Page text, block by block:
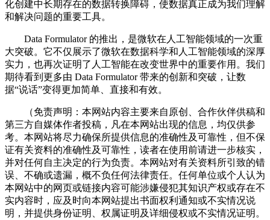
化创建中长期存在的数据转换障碍，使数据真正成为我们理解
和解决问题的重要工具。
Data Formulator 的推出，是微软在人工智能领域的一次重
大突破。它不仅展示了微软在数据科学和人工智能领域的深厚
实力，也再次证明了人工智能在改变世界中的重要作用。我们
期待看到更多由 Data Formulator 带来的创新和突破，让数
据“说话”变得更加简单、直接和有效。
（免责声明：本网站内容主要来自原创、合作伙伴供稿和
第三方自媒体作者投稿，凡在本网站出现的信息，均仅供参
考。本网站将尽力确保所提供信息的准确性及可靠性，但不保
证有关资料的准确性及可靠性，读者在使用前请进一步核实，
并对任何自主决定的行为负责。本网站对有关资料所引致的错
误、不确或遗漏，概不负任何法律责任。任何单位或个人认为
本网站中的网页或链接内容可能涉嫌侵犯其知识产权或存在不
实内容时，应及时向本网站提出书面权利通知或不实情况说
明，并提供身份证明、权属证明及详细侵权或不实情况证明。